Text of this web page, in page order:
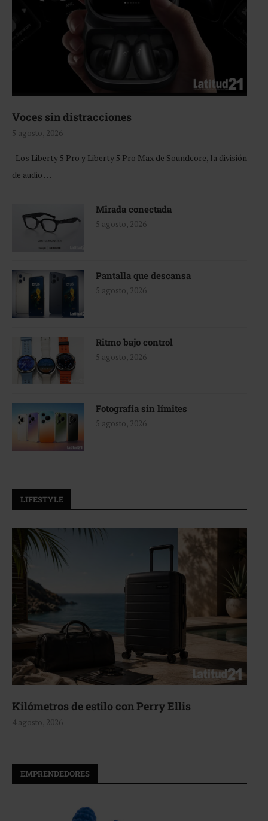
Voces sin distracciones
5 agosto, 2026
Los Liberty 5 Pro y Liberty 5 Pro Max de Soundcore, la división
de audio …
Mirada conectada
5 agosto, 2026
Pantalla que descansa
5 agosto, 2026
Ritmo bajo control
5 agosto, 2026
Fotografía sin límites
5 agosto, 2026
LIFESTYLE
Kilómetros de estilo con Perry Ellis
4 agosto, 2026
EMPRENDEDORES